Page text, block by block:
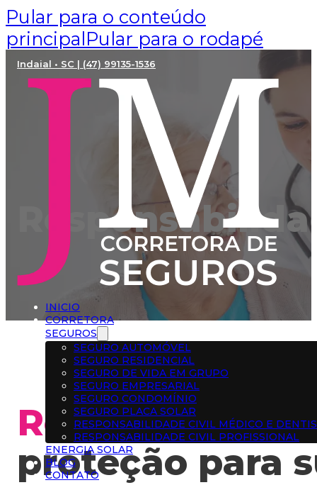
Pular para o conteúdo
principalPular para o rodapé
Indaial • SC | (47) 99135-1536
INICIO
CORRETORA
SEGUROS
SEGURO AUTOMÓVEL
SEGURO RESIDENCIAL
SEGURO DE VIDA EM GRUPO
SEGURO EMPRESARIAL
SEGURO CONDOMÍNIO
SEGURO PLACA SOLAR
RESPONSABILIDADE CIVIL MÉDICO E
RESPONSABILIDADE CIVIL PROFISSIONAL
ENERGIA SOLAR
BLOG
CONTATO
proteção para